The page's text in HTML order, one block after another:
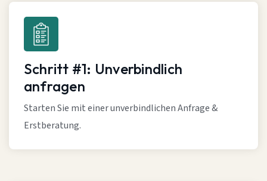
Schritt #1: Unverbindlich
anfragen
Starten Sie mit einer unverbindlichen Anfrage &
Erstberatung.